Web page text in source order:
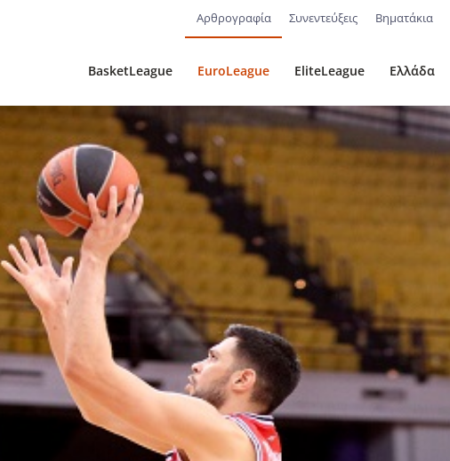
Αρθρογραφία Συνεντεύξεις Βηματάκια
BasketLeague EuroLeague EliteLeague Ελλάδα